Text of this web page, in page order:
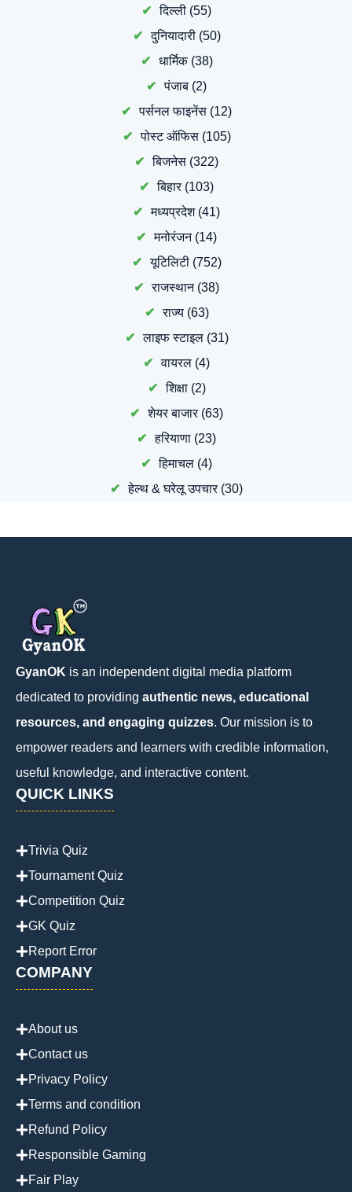
दिल्ली (55)
दुनियादारी(50)
धार्मिक(38)
पंजाब (2)
पर्सनल फाइनेंस (12)
पोस्ट ऑफिस(105)
बिजनेस (322)
बिहार(103)
मध्यप्रदेश(41)
मनोरंजन(14)
यूटिलिटी(752)
राजस्थान(38)
राज्य(63)
लाइफ स्टाइल(31)
वायरल (4)
शिक्षा(2)
शेयर बाजार(63)
हरियाणा (23)
हिमाचल (4)
हेल्थ & घरेलू उपचार(30)
GyanOK is an independent digital media platform
dedicated to providing authentic news, educational
resources, and engaging quizzes. Our mission is to
empower readers and learners with credible information,
useful knowledge, and interactive content.
QUICK LINKS
Trivia Quiz
Tournament Quiz
Competition Quiz
GK Quiz
Report Error
COMPANY
About us
Contact us
Privacy Policy
Terms and condition
Refund Policy
Responsible Gaming
Fair Play